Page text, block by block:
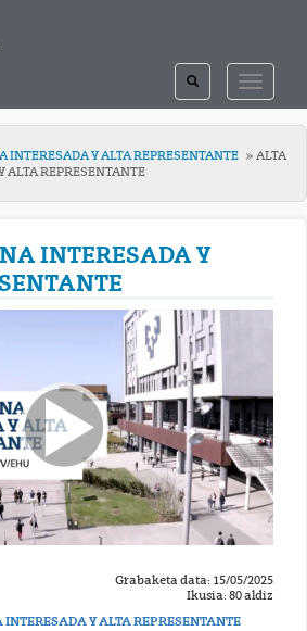
TOGGLE
TOGGLE
SEARCH
INTERESADA Y ALTA REPRESENTANTE
ALTA
ALTA REPRESENTANTE
INTERESADA Y
Grabaketa data: 15/05/2025
Ikusia: 80 aldiz
INTERESADA Y ALTA REPRESENTANTE